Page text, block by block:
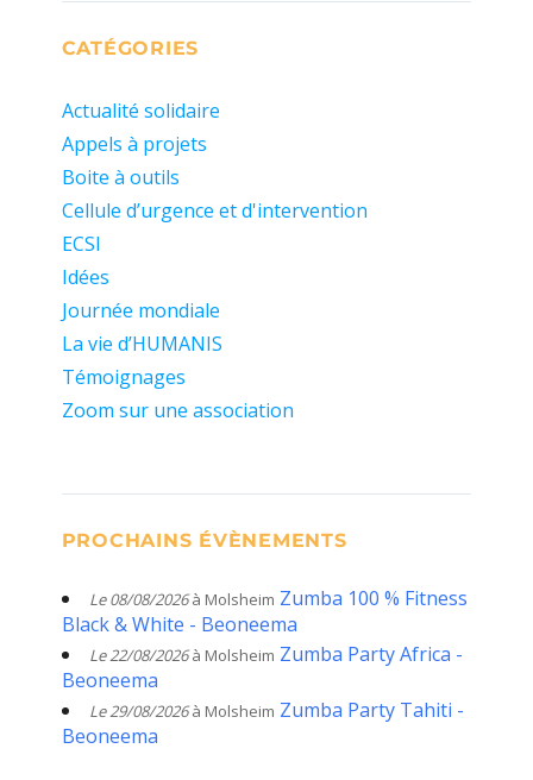
CATÉGORIES
Actualité solidaire
Appels à projets
Boite à outils
Cellule d’urgence et d'intervention
ECSI
Idées
Journée mondiale
La vie d’HUMANIS
Témoignages
Zoom sur une association
PROCHAINS ÉVÈNEMENTS
Le 08/08/2026à Molsheim Zumba 100 % Fitness
Black & White - Beoneema
Le 22/08/2026à Molsheim Zumba Party Africa -
Beoneema
Le 29/08/2026à Molsheim Zumba Party Tahiti -
Beoneema